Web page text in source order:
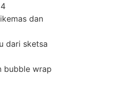
dan
dari sketsa
bubble wrap